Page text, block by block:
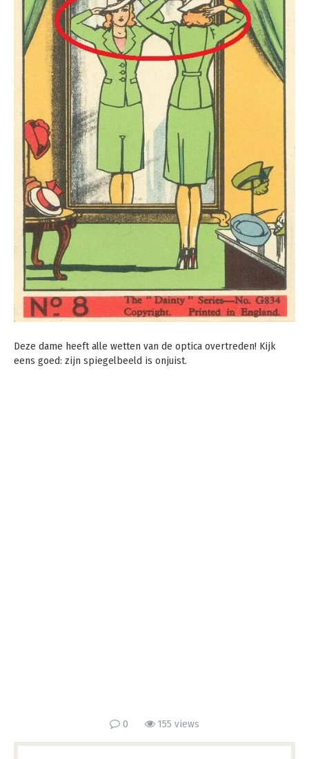
Deze dame heeft alle wetten van de optica overtreden! Kijk
eens goed: zijn spiegelbeeld is onjuist.
0 155 views